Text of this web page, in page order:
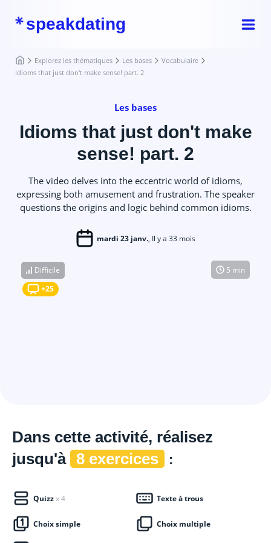
speakdating
Explorez les thématiques Les bases
Vocabulaire
Idioms that just don't make sense! part. 2
Les bases
Idioms that just don't make
sense! part. 2
The video delves into the eccentric world of idioms,
expressing both amusement and frustration. The speaker
questions the origins and logic behind common idioms.
mardi 23 janv., Il y a 33 mois
Difficile
+25
5 min
Dans cette activité, réalisez
jusqu'à 8 exercices :
Quizzx 4 Texte à trous
Choix simple Choix multiple